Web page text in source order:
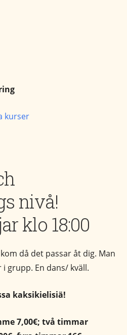
kurser
nivå!
klo 18:00
då det passar åt dig. Man
grupp. En dans/ kväll.
kaksikielisiä!
7,00€; två timmar